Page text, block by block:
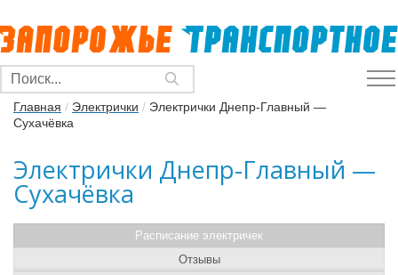
Главная / Электрички / Электрички Днепр-Главный —
Сухачёвка
Электрички Днепр-Главный —
Сухачёвка
Расписание электричек
Отзывы